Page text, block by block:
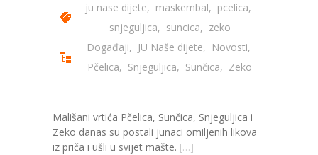
ju nase dijete, maskembal, pcelica,
snjeguljica, suncica, zeko
Događaji, JU Naše dijete, Novosti,
Pčelica, Snjeguljica, Sunčica, Zeko
Mališani vrtića Pčelica, Sunčica, Snjeguljica i
Zeko danas su postali junaci omiljenih likova
iz priča i ušli u svijet mašte. […]